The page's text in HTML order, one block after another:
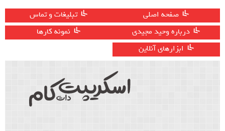
صفحه اصلی
تبلیغات و تماس
درباره وحید مجیدی
نمونه کارها
ابزارهای آنلاین